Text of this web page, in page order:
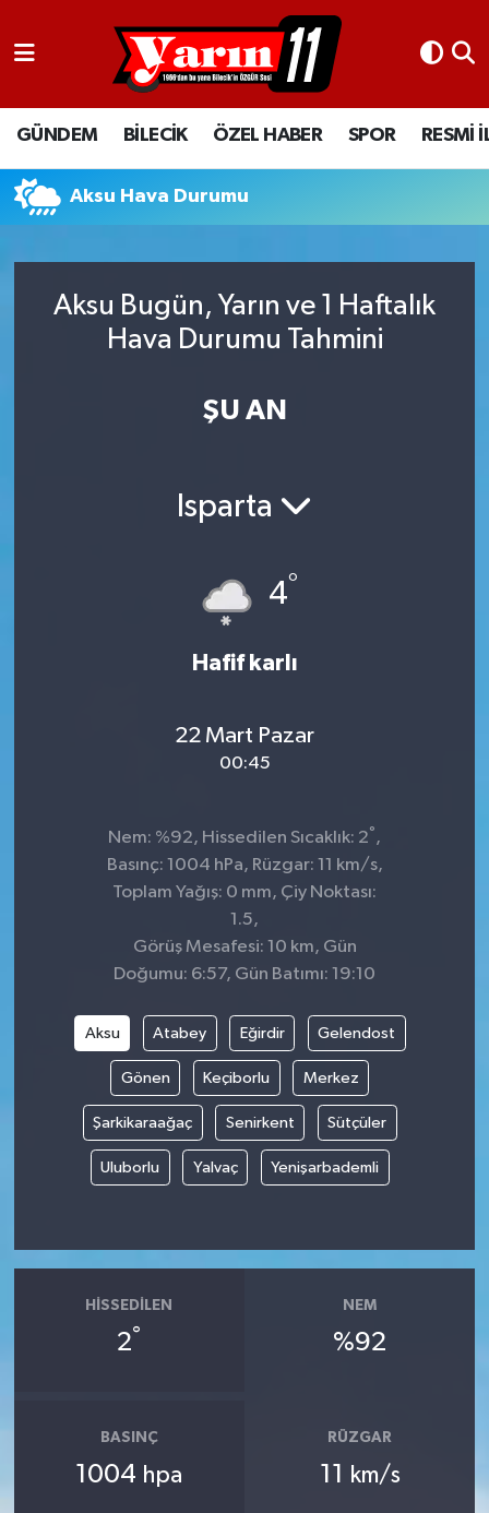
GÜNDEM BİLECİK ÖZEL HABER SPOR RESMİ
Aksu Hava Durumu
Aksu Bugün, Yarın ve 1 Haftalık
Hava Durumu Tahmini
ŞU AN
Isparta
4°
Hafif karlı
22 Mart Pazar
00:45
Nem: %92, Hissedilen Sıcaklık: 2° ,
Basınç: 1004 hPa, Rüzgar: 11 km/s,
Toplam Yağış: 0 mm, Çiy Noktası:
1.5,
Görüş Mesafesi: 10 km, Gün
Doğumu: 6:57, Gün Batımı: 19:10
Aksu Atabey Eğirdir Gelendost
Gönen Keçiborlu Merkez
Şarkikaraağaç Senirkent Sütçüler
Uluborlu Yalvaç Yenişarbademli
HISSEDILEN
2°
NEM
%92
BASINÇ
1004 hpa
RÜZGAR
11 km/s
GÜNDEM
BİLECİK
ÖZEL HABER
RESMİ İLANLAR
Bilecik Nöbetçi Eczaneler
Bilecik Hava Durumu
Bilecik Namaz Vakitleri
Süper Lig Puan Durumu ve Fikstür
Son Dakika Haberleri